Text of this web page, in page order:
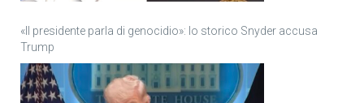
«Il presidente parla di genocidio»: lo storico Snyder accusa
Trump